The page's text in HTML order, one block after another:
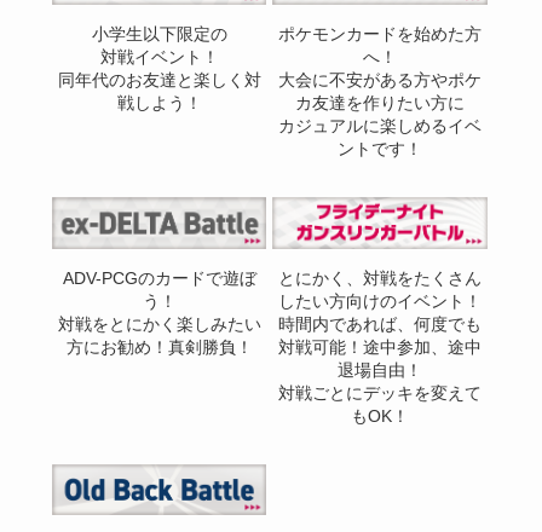
小学生以下限定の
対戦イベント！
同年代のお友達と楽しく対
戦しよう！
ポケモンカードを始めた方
へ！
大会に不安がある方やポケ
カ友達を作りたい方に
カジュアルに楽しめるイベ
ントです！
ADV-PCGのカードで遊ぼ
う！
対戦をとにかく楽しみたい
方にお勧め！真剣勝負！
とにかく、対戦をたくさん
したい方向けのイベント！
時間内であれば、何度でも
対戦可能！途中参加、途中
退場自由！
対戦ごとにデッキを変えて
もOK！